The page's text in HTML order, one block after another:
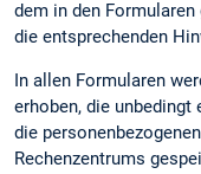
dem in den
die entsprechenden
In allen Formularen
erhoben, die
die
Rechenzentrums